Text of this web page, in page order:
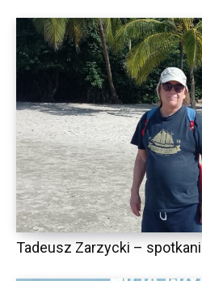
Tadeusz Zarzycki –